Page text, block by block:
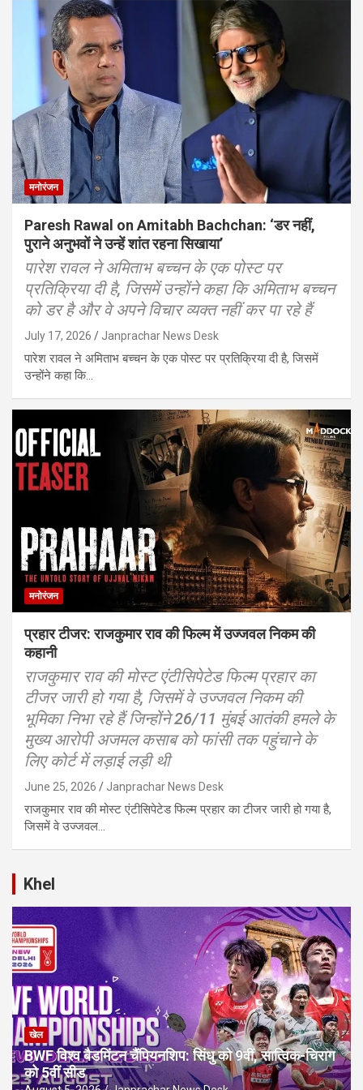
मनोरंजन
Paresh Rawal on Amitabh Bachchan: ‘डर नहीं,
पुराने अनुभवों ने उन्हें शांत रहना सिखाया’
पारेश रावल ने अमिताभ बच्चन के एक पोस्ट पर
प्रतिक्रिया दी है, जिसमें उन्होंने कहा कि अमिताभ बच्चन
को डर है और वे अपने विचार व्यक्त नहीं कर पा रहे हैं
July 17, 2026 Janprachar News Desk
पारेश रावल ने अमिताभ बच्चन के एक पोस्ट पर प्रतिक्रिया दी है, जिसमें
उन्होंने कहा कि…
मनोरंजन
प्रहार टीजर: राजकुमार राव की फिल्म में उज्जवल निकम की
कहानी
राजकुमार राव की मोस्ट एंटीसिपेटेड फिल्म प्रहार का
टीजर जारी हो गया है, जिसमें वे उज्जवल निकम की
भूमिका निभा रहे हैं जिन्होंने 26/11 मुंबई आतंकी हमले के
मुख्य आरोपी अजमल कसाब को फांसी तक पहुंचाने के
लिए कोर्ट में लड़ाई लड़ी थी
June 25, 2026 Janprachar News Desk
राजकुमार राव की मोस्ट एंटीसिपेटेड फिल्म प्रहार का टीजर जारी हो गया है,
जिसमें वे उज्जवल…
Khel
खेल
BWF विश्व बैडमिंटन चैंपियनशिप: सिंधु को 9वीं, सात्विक-चिराग
को 5वीं सीड